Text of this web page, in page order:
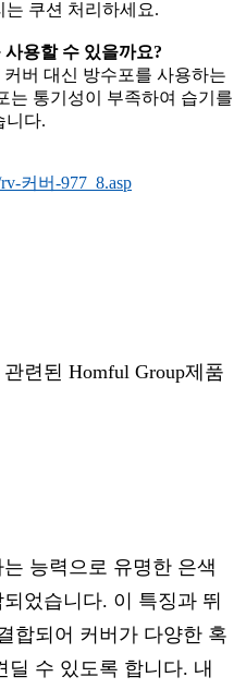
쿠션 처리하세요.
용할 수 있을까요?
버 대신 방수포를 사용하는
는 통기성이 부족하여 습기를
니다.
커버-977_8.asp
련된 Homful Group제품
능력으로 유명한 은색
었습니다. 이 특징과 뛰
합되어 커버가 다양한 혹
수 있도록 합니다. 내